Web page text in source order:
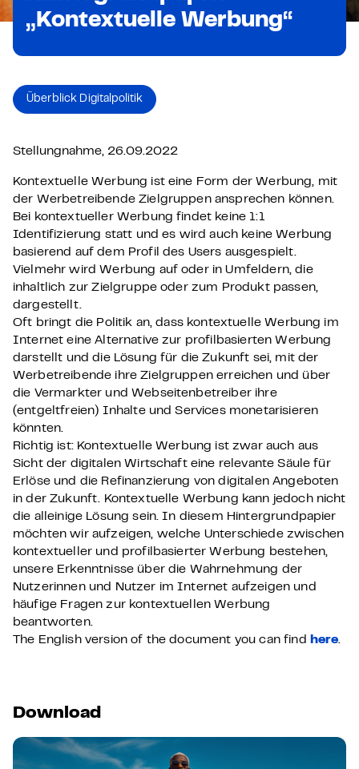
„Kontextuelle Werbung“
Überblick Digitalpolitik
Stellungnahme, 26.09.2022
Kontextuelle Werbung ist eine Form der Werbung, mit
der Werbetreibende Zielgruppen ansprechen können.
Bei kontextueller Werbung findet keine 1:1
Identifizierung statt und es wird auch keine Werbung
basierend auf dem Profil des Users ausgespielt.
Vielmehr wird Werbung auf oder in Umfeldern, die
inhaltlich zur Zielgruppe oder zum Produkt passen,
dargestellt.
Oft bringt die Politik an, dass kontextuelle Werbung im
Internet eine Alternative zur profilbasierten Werbung
darstellt und die Lösung für die Zukunft sei, mit der
Werbetreibende ihre Zielgruppen erreichen und über
die Vermarkter und Webseitenbetreiber ihre
(entgeltfreien) Inhalte und Services monetarisieren
könnten.
Richtig ist: Kontextuelle Werbung ist zwar auch aus
Sicht der digitalen Wirtschaft eine relevante Säule für
Erlöse und die Refinanzierung von digitalen Angeboten
in der Zukunft. Kontextuelle Werbung kann jedoch nicht
die alleinige Lösung sein. In diesem Hintergrundpapier
möchten wir aufzeigen, welche Unterschiede zwischen
kontextueller und profilbasierter Werbung bestehen,
unsere Erkenntnisse über die Wahrnehmung der
Nutzerinnen und Nutzer im Internet aufzeigen und
häufige Fragen zur kontextuellen Werbung
beantworten.
The English version of the document you can find
here.
Download